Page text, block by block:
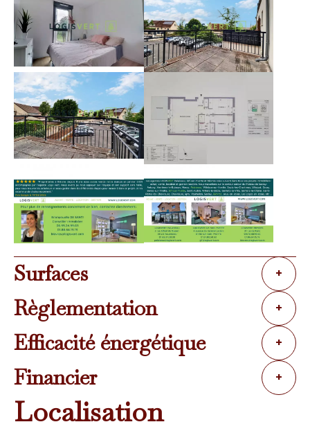
Surfaces +
Règlementation +
Efficacité énergétique +
Financier +
Localisation